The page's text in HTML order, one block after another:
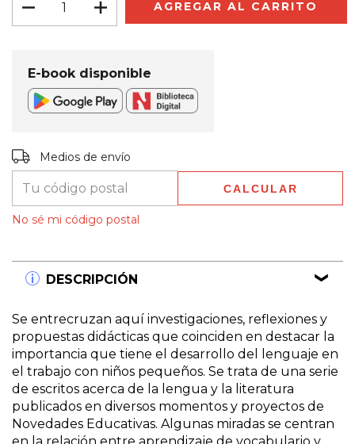
E-book disponible
Entregas para el CP:
Medios de envío
CALCULAR
No sé mi código postal
DESCRIPCIÓN
Se entrecruzan aquí investigaciones, reflexiones y
propuestas didácticas que coinciden en destacar la
importancia que tiene el desarrollo del lenguaje en
el trabajo con niños pequeños. Se trata de una serie
de escritos acerca de la lengua y la literatura
publicados en diversos momentos y proyectos de
Novedades Educativas. Algunas miradas se centran